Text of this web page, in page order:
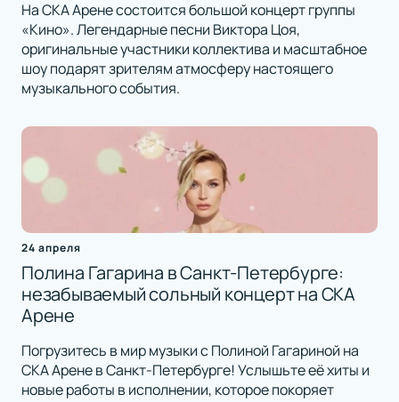
На СКА Арене состоится большой концерт группы
«Кино». Легендарные песни Виктора Цоя,
оригинальные участники коллектива и масштабное
шоу подарят зрителям атмосферу настоящего
музыкального события.
24 апреля
Полина Гагарина в Санкт-Петербурге:
незабываемый сольный концерт на СКА
Арене
Погрузитесь в мир музыки с Полиной Гагариной на
СКА Арене в Санкт-Петербурге! Услышьте её хиты и
новые работы в исполнении, которое покоряет